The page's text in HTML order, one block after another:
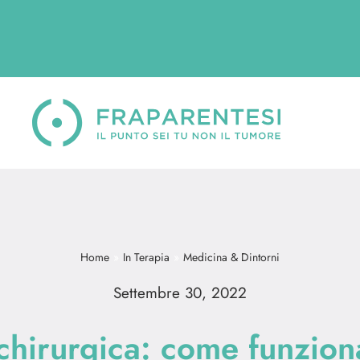
Home In Terapia Medicina & Dintorni
Settembre 30, 2022
come